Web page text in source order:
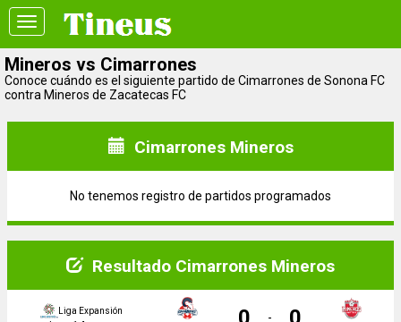
Toggle
navigation
Mineros vs Cimarrones
Conoce cuándo es el siguiente partido de Cimarrones de Sonona FC
contra Mineros de Zacatecas FC
Cimarrones Mineros
No tenemos registro de partidos programados
Resultado Cimarrones Mineros
Liga Expansión -